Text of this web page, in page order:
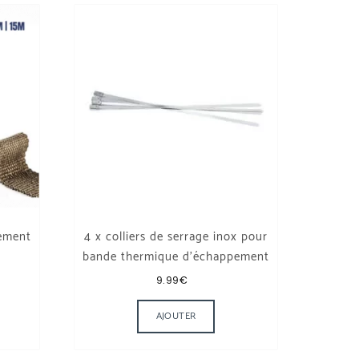
être choisies sur la page du produit
Plage de prix : 24.99€ à 44.99€
a plusieurs variations. Les options peuvent être choisies
4 x colliers de serrage inox pour
bande thermique d’échappement
9.99€
AJOUTER